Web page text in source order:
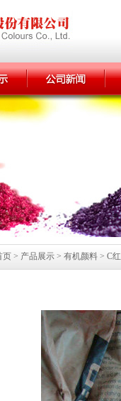
> 产品展示 > 有机颜料 > C红